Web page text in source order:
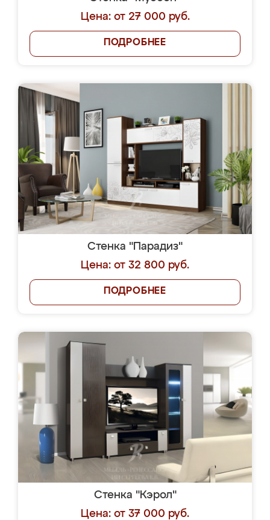
Цена: от 27 000 руб.
ПОДРОБНЕЕ
Стенка "Парадиз"
Цена: от 32 800 руб.
ПОДРОБНЕЕ
Стенка "Кэрол"
Цена: от 37 000 руб.